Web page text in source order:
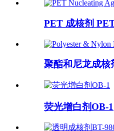
PET 成核剂
聚酯和尼龙成核
荧光增白剂OB-1